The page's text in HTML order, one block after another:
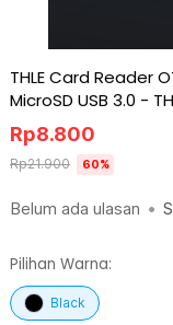
THLE Card Reader
MicroSD USB 3.0 -
Belum ada ulasan •
Rp8.800
Rp21.900 60%
Pilihan Warna:
Black